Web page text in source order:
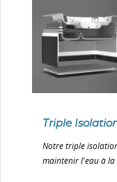
Triple
Notre triple
maintenir l'eau à la